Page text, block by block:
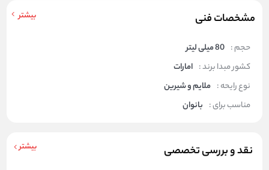
مشخصات فنی بیشتر
حجم : 80 میلی لیتر
کشور مبدا برند : امارات
نوع رایحه : ملایم و شیرین
مناسب برای : بانوان
نقد و بررسی تخصصی بیشتر